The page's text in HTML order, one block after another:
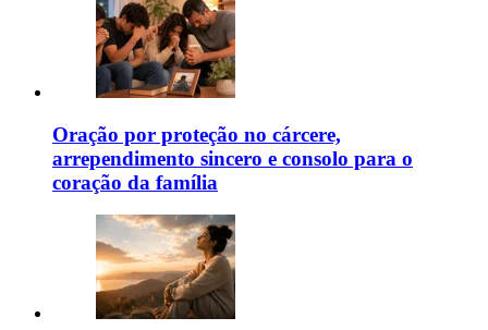
Oração por proteção no cárcere,
arrependimento sincero e consolo para o
coração da família